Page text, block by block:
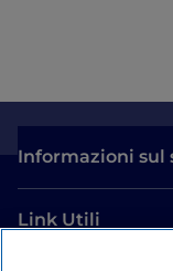
Informazioni sul
Link Utili